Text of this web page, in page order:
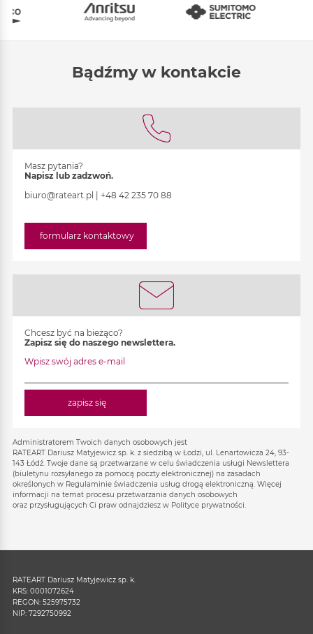
Bądźmy w kontakcie
Masz pytania?
Napisz lub zadzwoń.
biuro@rateart.pl
|+48 42 235 70 88
formularz kontaktowy
Chcesz być na bieżąco?
Zapisz się do naszego newslettera.
Wpisz swój adres e-mail
zapisz się
Administratorem Twoich danych osobowych jest
RATEART Dariusz Matyjewicz sp. k. z siedzibą w Łodzi, ul. Lenartowicza 24, 93-
143 Łódź. Twoje dane są przetwarzane w celu świadczenia usługi Newslettera
(biuletynu rozsyłanego za pomocą poczty elektronicznej) na zasadach
określonych w Regulaminie świadczenia usług drogą elektroniczną. Więcej
informacji na temat procesu przetwarzania danych osobowych
oraz przysługujących Ci praw odnajdziesz w Polityce prywatności.
RATEART Dariusz Matyjewicz sp. k.
KRS: 0001072624
REGON: 525975732
NIP: 7292750992